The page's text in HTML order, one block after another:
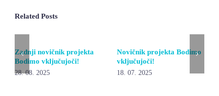
Related Posts
Zadnji novičnik projekta
Bodimo vključujoči!
28. 08. 2025
Novičnik projekta Bodimo
vključujoči!
18. 07. 2025